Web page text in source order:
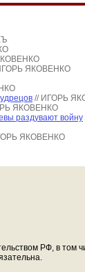
ЯКОВЕНКО
// ИГОРЬ
ЯКОВЕНКО
раздувают войну
ЯКОВЕНКО
РФ, в